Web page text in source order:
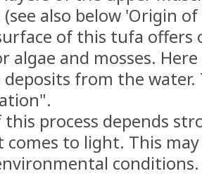
also below 'Origin
of this tufa offers
algae and mosses.
from the water.
this process depends
to light. This
conditions.